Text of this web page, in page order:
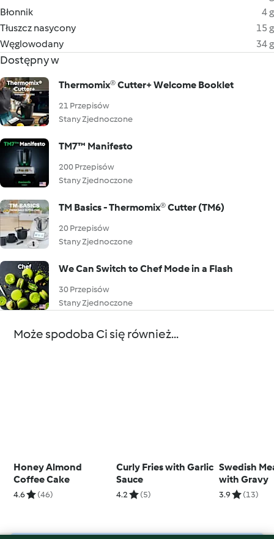
Błonnik
4 g
Tłuszcz nasycony
15 g
Węglowodany
34 g
Dostępny w
Thermomix® Cutter+ Welcome Booklet
21 Przepisów
Stany Zjednoczone
TM7™ Manifesto
200 Przepisów
Stany Zjednoczone
TM Basics - Thermomix® Cutter (TM6)
20 Przepisów
Stany Zjednoczone
We Can Switch to Chef Mode in a Flash
30 Przepisów
Stany Zjednoczone
Może spodoba Ci się również...
Honey Almond
Coffee Cake
4.6 (46)
Curly Fries with Garlic
Sauce
4.2 (5)
Swedish
with Gravy
3.9 (13)